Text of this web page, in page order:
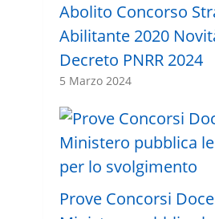
Abolito Concorso
Abilitante 2020
Decreto PNRR 2024
5 Marzo 2024
Prove Concorsi